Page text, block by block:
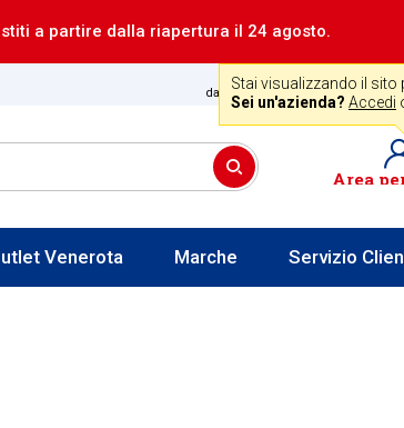
a partire dalla riapertura il 24 agosto.
Assistenza gratuita
dal lun al ven 8-12 14-18 +39
Stai visualizzando il sito
Sei un'azienda? Accedi
Area
Venerota Marche Servizio